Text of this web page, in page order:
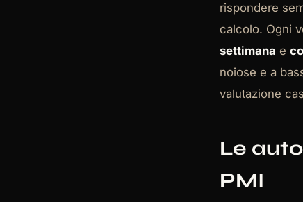
rispondere
calcolo. Ogni
settimana e
noiose e a
valutazione
Le
PMI